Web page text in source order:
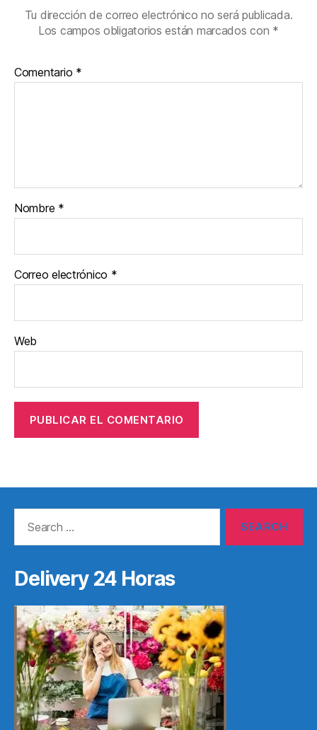
Tu dirección de correo electrónico no será publicada.
Los campos obligatorios están marcados con *
Comentario *
Nombre *
Correo electrónico *
Web
Delivery 24 Horas